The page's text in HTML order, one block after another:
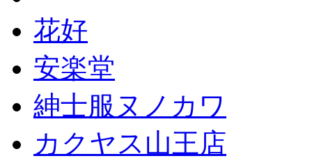
花好
安楽堂
紳士服ヌノカワ
カクヤス山王店